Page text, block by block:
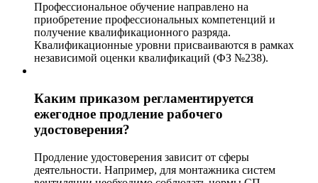
Профессиональное обучение направлено на
приобретение профессиональных компетенций и
получение квалификационного разряда.
Квалификационные уровни присваиваются в рамках
независимой оценки квалификаций (ФЗ №238).
Каким приказом регламентируется
ежегодное продление рабочего
удостоверения?
Продление удостоверения зависит от сферы
деятельности. Например, для монтажника систем